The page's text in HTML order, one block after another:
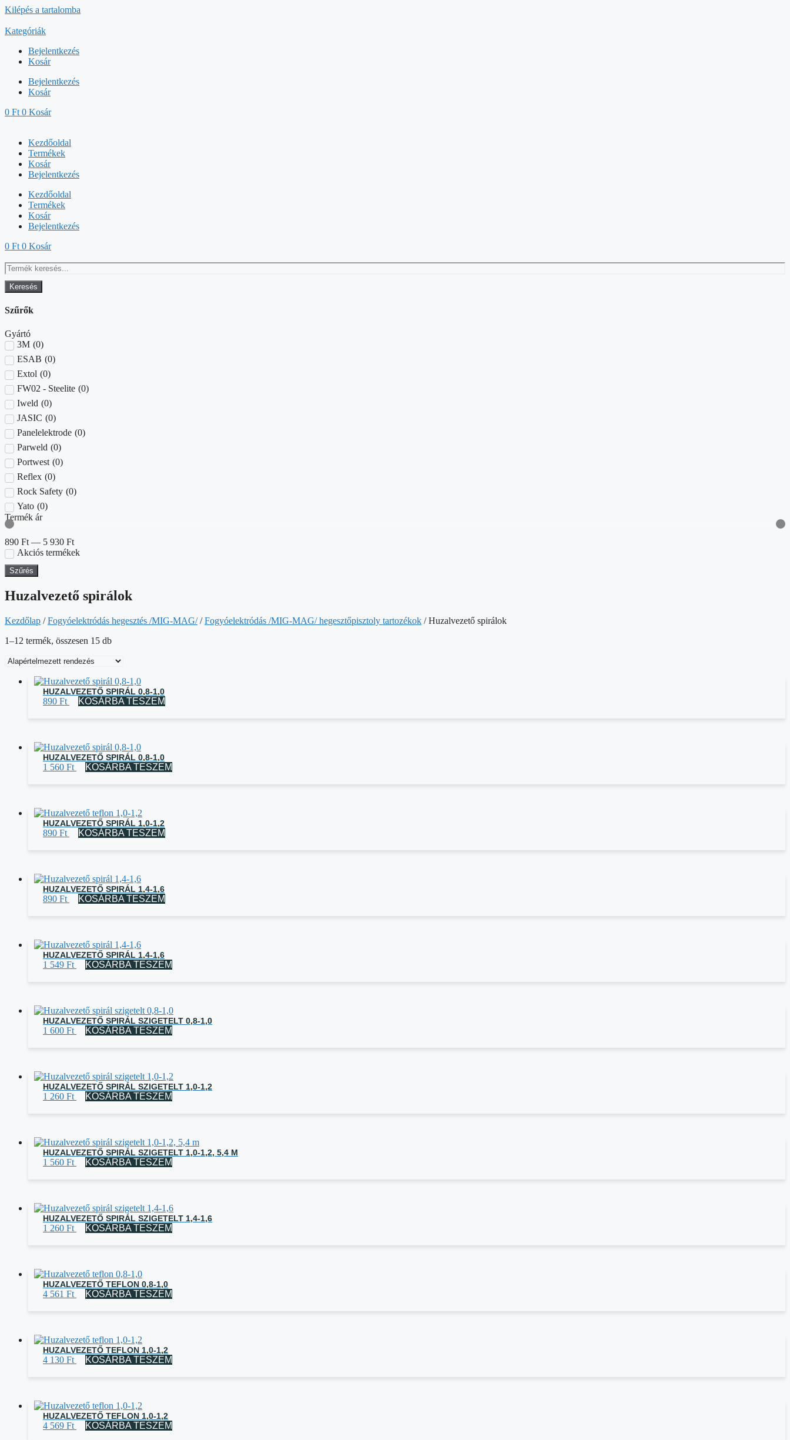
Kilépés a tartalomba
Kategóriák
Bejelentkezés
Kosár
Bejelentkezés
Kosár
0 Ft 0 Kosár
Kezdőoldal
Termékek
Kosár
Bejelentkezés
Kezdőoldal
Termékek
Kosár
Bejelentkezés
0 Ft 0 Kosár
Keresés
Szűrők
Gyártó
3M (0)
ESAB (0)
Extol (0)
FW02 - Steelite (0)
Iweld (0)
JASIC (0)
Panelelektrode (0)
Parweld (0)
Portwest (0)
Reflex (0)
Rock Safety (0)
Yato (0)
Termék ár
890 Ft — 5 930 Ft
Akciós termékek
Szűrés
Huzalvezető spirálok
Kezdőlap /Fogyóelektródás hegesztés /MIG-MAG//Fogyóelektródás /MIG-MAG/ hegesztőpisztoly tartozékok / Huzalvezető spirálok
1–12 termék, összesen 15 db
HUZALVEZETŐ SPIRÁL 0,8-1,0
890 Ft KOSÁRBA TESZEM
HUZALVEZETŐ SPIRÁL 0,8-1,0
1 560 Ft KOSÁRBA TESZEM
HUZALVEZETŐ SPIRÁL 1,0-1,2
890 Ft KOSÁRBA TESZEM
HUZALVEZETŐ SPIRÁL 1,4-1,6
890 Ft KOSÁRBA TESZEM
HUZALVEZETŐ SPIRÁL 1,4-1,6
1 549 Ft KOSÁRBA TESZEM
HUZALVEZETŐ SPIRÁL SZIGETELT 0,8-1,0
1 600 Ft KOSÁRBA TESZEM
HUZALVEZETŐ SPIRÁL SZIGETELT 1,0-1,2
1 260 Ft KOSÁRBA TESZEM
HUZALVEZETŐ SPIRÁL SZIGETELT 1,0-1,2, 5,4 M
1 560 Ft KOSÁRBA TESZEM
HUZALVEZETŐ SPIRÁL SZIGETELT 1,4-1,6
1 260 Ft KOSÁRBA TESZEM
HUZALVEZETŐ TEFLON 0,8-1,0
4 561 Ft KOSÁRBA TESZEM
HUZALVEZETŐ TEFLON 1,0-1,2
4 130 Ft KOSÁRBA TESZEM
HUZALVEZETŐ TEFLON 1,0-1,2
4 569 Ft KOSÁRBA TESZEM